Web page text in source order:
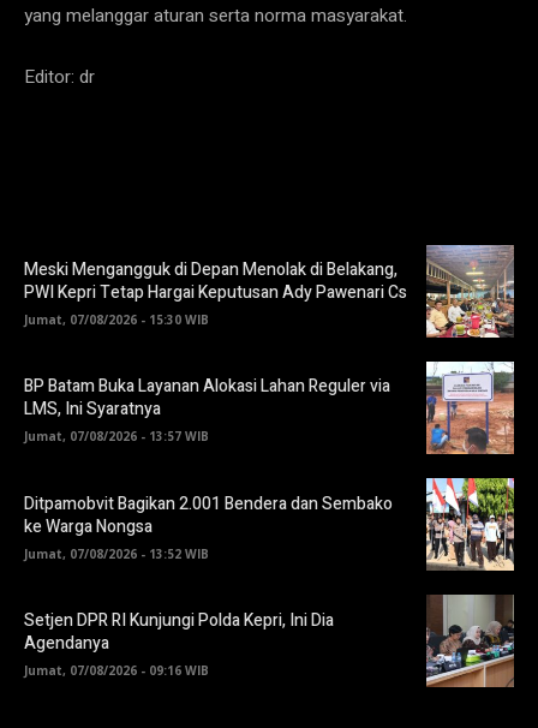
yang melanggar aturan serta norma masyarakat.
Editor: dr
Meski Mengangguk di Depan Menolak di Belakang,
PWI Kepri Tetap Hargai Keputusan Ady Pawenari Cs
Jumat, 07/08/2026 - 15:30 WIB
BP Batam Buka Layanan Alokasi Lahan Reguler via
LMS, Ini Syaratnya
Jumat, 07/08/2026 - 13:57 WIB
Ditpamobvit Bagikan 2.001 Bendera dan Sembako
ke Warga Nongsa
Jumat, 07/08/2026 - 13:52 WIB
Setjen DPR RI Kunjungi Polda Kepri, Ini Dia
Agendanya
Jumat, 07/08/2026 - 09:16 WIB